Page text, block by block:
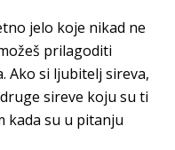
jelo koje nikad ne
prilagoditi
Ako si ljubitelj sireva,
sireve koju su ti
kada su u pitanju